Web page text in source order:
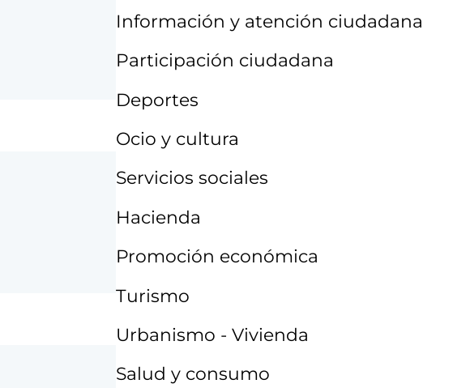
Información y atención ciudadana
Participación ciudadana
Deportes
Ocio y cultura
Servicios sociales
Hacienda
Promoción económica
Turismo
Urbanismo - Vivienda
Salud y consumo